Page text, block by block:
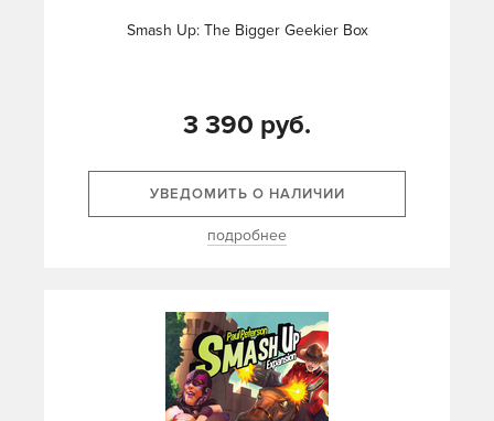
Smash Up: The Bigger Geekier Box
3 390 руб.
УВЕДОМИТЬ О НАЛИЧИИ
подробнее